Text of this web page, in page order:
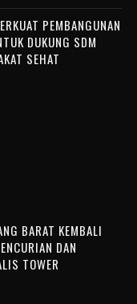
PEMBANGUNAN
DUKUNG SDM
SEHAT
BARAT KEMBALI
DAN
TOWER